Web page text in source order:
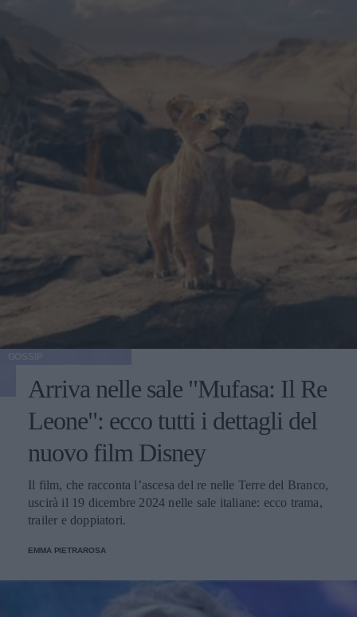
Arriva nelle sale "Mufasa: Il Re
Leone": ecco tutti i dettagli del
nuovo film Disney
Il film, che racconta l’ascesa del re nelle Terre del Branco,
uscirà il 19 dicembre 2024 nelle sale italiane: ecco trama,
trailer e doppiatori.
EMMA PIETRAROSA